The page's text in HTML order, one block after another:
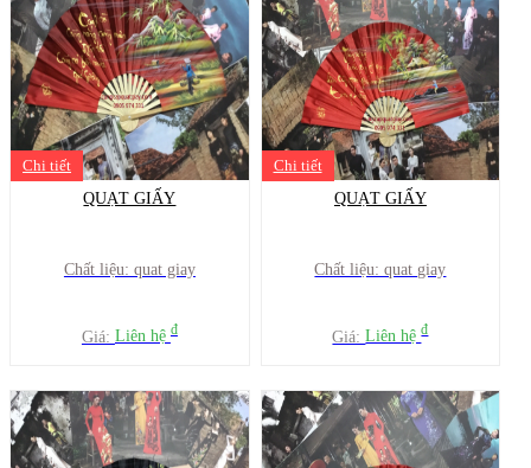
Chi tiết
QUẠT GIẤY
Chất liệu: quat giay
Giá: Liên hệ đ
Chi tiết
QUẠT GIẤY
Chất liệu: quat giay
Giá:Liên hệđ